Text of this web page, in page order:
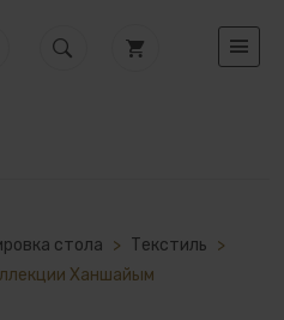
стола > Текстиль >
Ханшайым